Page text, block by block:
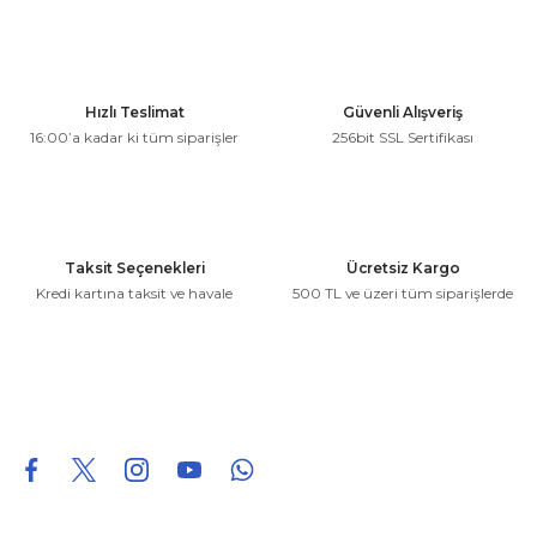
Hızlı Teslimat
16:00’a kadar ki tüm siparişler
Güvenli Alışveriş
256bit SSL Sertifikası
Taksit Seçenekleri
Kredi kartına taksit ve havale
Ücretsiz Kargo
500 TL ve üzeri tüm siparişlerde